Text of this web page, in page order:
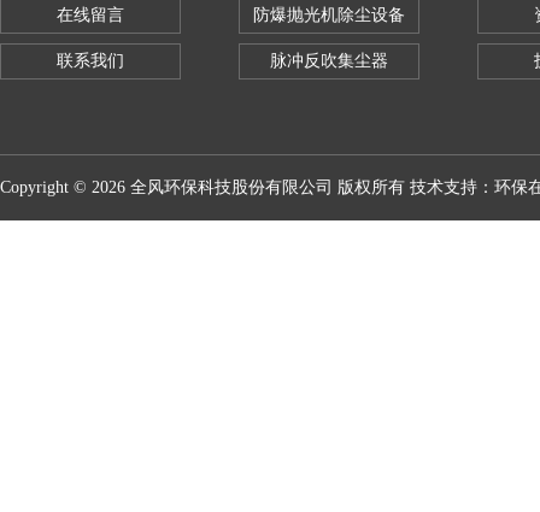
在线留言
联系我们
防爆抛光机除尘设备
脉冲反吹集尘器
Copyright © 2026 全风环保科技股份有限公司 版权所有 技术支持： 环保